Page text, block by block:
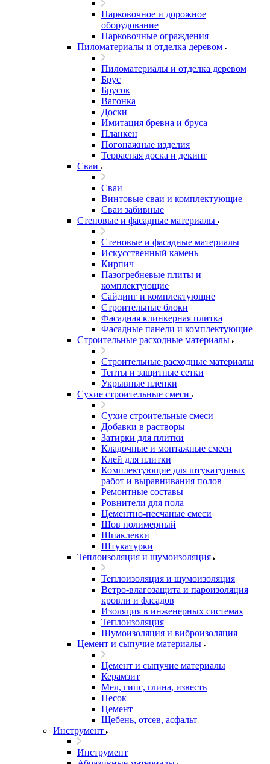
Парковочное и дорожное
оборудование
Парковочные ограждения
Пиломатериалы и отделка деревом
Пиломатериалы и отделка деревом
Брус
Брусок
Вагонка
Доски
Имитация бревна и бруса
Планкен
Погонажные изделия
Террасная доска и декинг
Сваи
Сваи
Винтовые сваи и комплектующие
Сваи забивные
Стеновые и фасадные материалы
Стеновые и фасадные материалы
Искусственный камень
Кирпич
Пазогребневые плиты и
комплектующие
Сайдинг и комплектующие
Строительные блоки
Фасадная клинкерная плитка
Фасадные панели и комплектующие
Строительные расходные материалы
Строительные расходные материалы
Тенты и защитные сетки
Укрывные пленки
Сухие строительные смеси
Сухие строительные смеси
Добавки в растворы
Затирки для плитки
Кладочные и монтажные смеси
Клей для плитки
Комплектующие для штукатурных
работ и выравнивания полов
Ремонтные составы
Ровнители для пола
Цементно-песчаные смеси
Шов полимерный
Шпаклевки
Штукатурки
Теплоизоляция и шумоизоляция
Теплоизоляция и шумоизоляция
Ветро-влагозащита и пароизоляция
кровли и фасадов
Изоляция в инженерных системах
Теплоизоляция
Шумоизоляция и виброизоляция
Цемент и сыпучие материалы
Цемент и сыпучие материалы
Керамзит
Мел, гипс, глина, известь
Песок
Цемент
Щебень, отсев, асфальт
Инструмент
Инструмент